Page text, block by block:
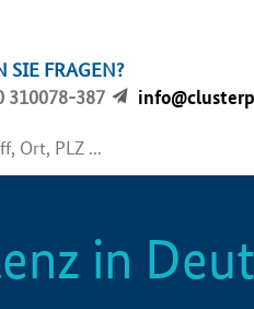
SIE FRAGEN?
310078-387
in